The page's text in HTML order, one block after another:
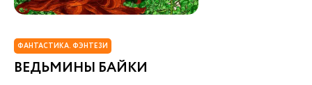
ФАНТАСТИКА. ФЭНТЕЗИ
ВЕДЬМИНЫ БАЙКИ